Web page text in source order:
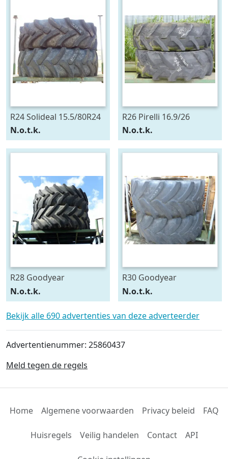
R24 Solideal 15.5/80R24
N.o.t.k.
R26 Pirelli 16.9/26
N.o.t.k.
R28 Goodyear
540/75R28
N.o.t.k.
R30 Goodyear
600/70R30
N.o.t.k.
Bekijk alle 690 advertenties van deze adverteerder
Advertentienummer: 25860437
Meld tegen de regels
Home Algemene voorwaarden Privacy beleid FAQ
Huisregels Veilig handelen Contact API